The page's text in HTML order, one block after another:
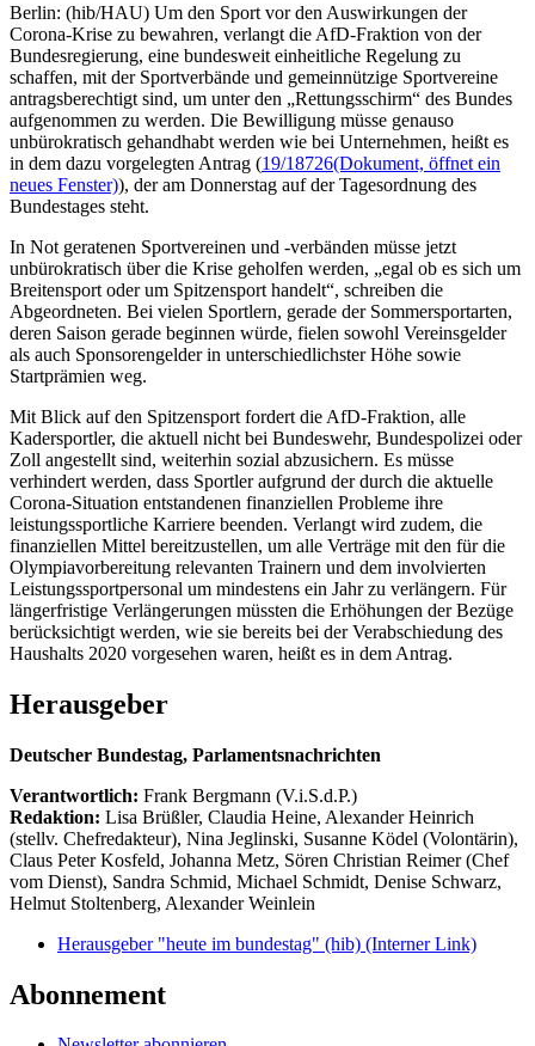
Berlin: (hib/HAU) Um den Sport vor den Auswirkungen der
Corona-Krise zu bewahren, verlangt die AfD-Fraktion von der
Bundesregierung, eine bundesweit einheitliche Regelung zu
schaffen, mit der Sportverbände und gemeinnützige Sportvereine
antragsberechtigt sind, um unter den „Rettungsschirm“ des Bundes
aufgenommen zu werden. Die Bewilligung müsse genauso
unbürokratisch gehandhabt werden wie bei Unternehmen, heißt es
in dem dazu vorgelegten Antrag (19/18726(Dokument, öffnet ein
neues Fenster)), der am Donnerstag auf der Tagesordnung des
Bundestages steht.
In Not geratenen Sportvereinen und -verbänden müsse jetzt
unbürokratisch über die Krise geholfen werden, „egal ob es sich um
Breitensport oder um Spitzensport handelt“, schreiben die
Abgeordneten. Bei vielen Sportlern, gerade der Sommersportarten,
deren Saison gerade beginnen würde, fielen sowohl Vereinsgelder
als auch Sponsorengelder in unterschiedlichster Höhe sowie
Startprämien weg.
Mit Blick auf den Spitzensport fordert die AfD-Fraktion, alle
Kadersportler, die aktuell nicht bei Bundeswehr, Bundespolizei oder
Zoll angestellt sind, weiterhin sozial abzusichern. Es müsse
verhindert werden, dass Sportler aufgrund der durch die aktuelle
Corona-Situation entstandenen finanziellen Probleme ihre
leistungssportliche Karriere beenden. Verlangt wird zudem, die
finanziellen Mittel bereitzustellen, um alle Verträge mit den für die
Olympiavorbereitung relevanten Trainern und dem involvierten
Leistungssportpersonal um mindestens ein Jahr zu verlängern. Für
längerfristige Verlängerungen müssten die Erhöhungen der Bezüge
berücksichtigt werden, wie sie bereits bei der Verabschiedung des
Haushalts 2020 vorgesehen waren, heißt es in dem Antrag.
Herausgeber
Deutscher Bundestag, Parlamentsnachrichten
Verantwortlich: Frank Bergmann (V.i.S.d.P.)
Redaktion: Lisa Brüßler, Claudia Heine, Alexander Heinrich
(stellv. Chefredakteur), Nina Jeglinski, Susanne Ködel (Volontärin),
Claus Peter Kosfeld, Johanna Metz, Sören Christian Reimer (Chef
vom Dienst), Sandra Schmid, Michael Schmidt, Denise Schwarz,
Helmut Stoltenberg, Alexander Weinlein
Herausgeber "heute im bundestag" (hib) (Interner Link)
Abonnement